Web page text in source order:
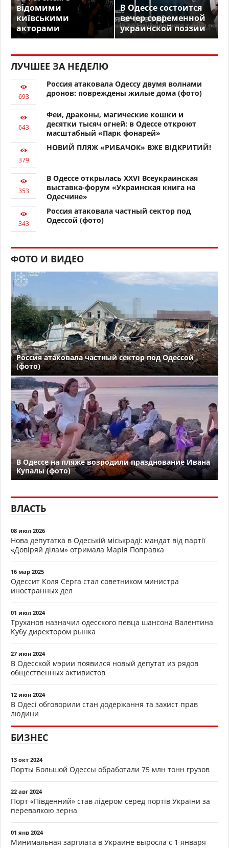
відомими
київськими
акторами
В Одессе состоится
вечер современной
украинской поэзии
ЛУЧШЕЕ ЗА НЕДЕЛЮ
Россия атаковала Одессу двумя волнами
дронов: повреждены жилые дома (фото)
Феи, драконы, магические кошки и
десятки тысяч огней: в Одессе откроют
масштабный «Парк фонарей»
НОВИЙ ПЛЯЖ «РИБАЧОК» ВЖЕ ВІДКРИТИЙ!
В Одессе открылась XXVI Всеукраинская
выставка-форум «Украинская книга на
Одесчине»
Россия атаковала частный сектор под
Одессой (фото)
ФОТО И ВИДЕО
Россия атаковала частный сектор под Одессой
(фото)
В Одессе на пляже возродили празднование Ивана
Купалы (фото)
ВЛАСТЬ
08 июл 2026
Нова депутатка в Одеській міськраді: мандат від партії
«Довіряй ділам» отримала Марія Поправка
16 мар 2025
Одессит Коля Серга стал советником министра
иностранных дел
01 июл 2024
Труханов назначил одесского певца шансона Валентина
Кубу директором рынка
27 июн 2024
В Одесской мэрии появился новый депутат из рядов
общественных активистов
12 июн 2024
В Одесі обговорили стан додержання та захист прав
людини
БИЗНЕС
13 окт 2024
Порты Большой Одессы обработали 75 млн тонн грузов
22 авг 2024
Порт «Південний» став лідером серед портів України за
перевалкою зерна
01 янв 2024
Минимальная зарплата в Украине выросла с 1 января